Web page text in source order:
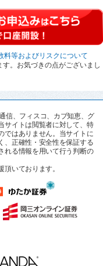
料等およびリスクについて
。お気づきの点がございまし
信、フィスコ、カブ知恵、グ
サイトは閲覧者に対して、特
ではありません。当サイトに
、正確性・安全性を保証する
れる情報を用いて行う判断の
いております。